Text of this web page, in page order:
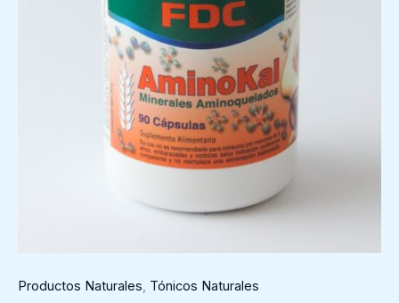
Productos Naturales Tónicos Naturales